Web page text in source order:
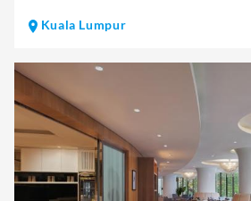
Kuala Lumpur